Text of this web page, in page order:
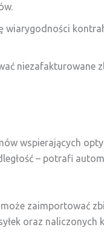
wiarygodności
niezafakturowane
wspierających
– potrafi
zaimportować
oraz naliczonych